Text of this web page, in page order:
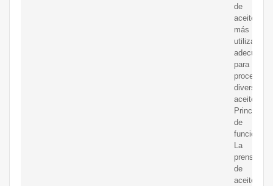
de
aceite
más
utilizados,
adecuado
para
procesar
diversos
aceites.
Principio
de
La
prensa
de
aceite